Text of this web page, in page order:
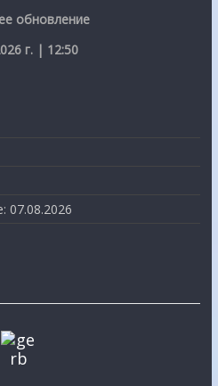
обновление
г. | 12:50
07.08.2026